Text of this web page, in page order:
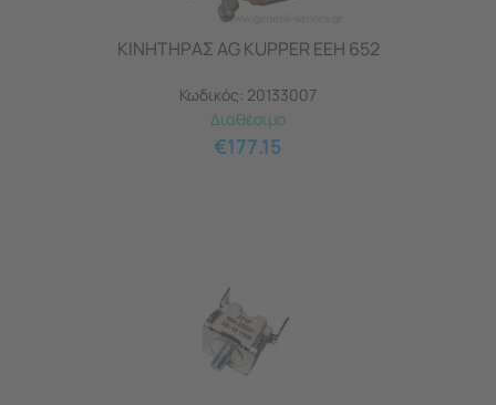
ΚΙΝΗΤΗΡΑΣ AG KUPPER EEH 652
Κωδικός: 20133007
Διαθέσιμο
€177.15